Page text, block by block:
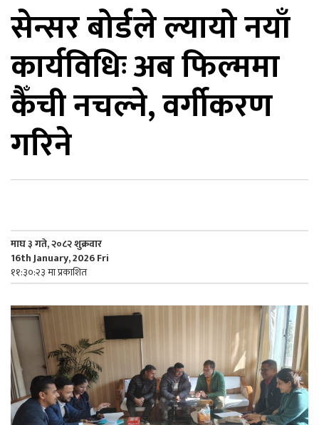
सेन्सर बोर्डले ल्यायो नयाँ
कार्यविधिः अब फिल्ममा
कैँची नचल्ने, वर्गीकरण
गरिने
माघ ३ गते, २०८२ शुक्रवार
16th January, 2026 Fri
११:३०:२३ मा प्रकाशित